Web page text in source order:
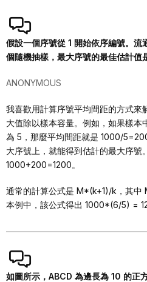
假設一個序號從 1 開始依序編號。
個隨機抽樣，最大序號的最佳估計值
ANONYMOUS
我喜歡用計算序號平均間距的方式來
大值除以樣本容量。例如，如果樣
為 5，那麼平均間距就是 1000/
大序號上，就能得到估計的最大序號
1000+200=1200。
通常的計算公式是 M*(k+1)/k，其中
本例中，該公式得出 1000*(6/5) =
如圖所示，ABCD 為邊長為 10 的正